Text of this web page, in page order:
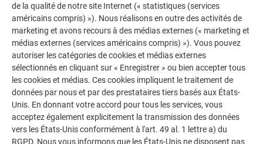
de la qualité de notre site Internet (« statistiques (services
américains compris) »). Nous réalisons en outre des activités de
marketing et avons recours à des médias externes (« marketing et
médias externes (services américains compris) »). Vous pouvez
autoriser les catégories de cookies et médias externes
sélectionnés en cliquant sur « Enregistrer » ou bien accepter tous
les cookies et médias. Ces cookies impliquent le traitement de
données par nous et par des prestataires tiers basés aux États-
Unis. En donnant votre accord pour tous les services, vous
acceptez également explicitement la transmission des données
vers les États-Unis conformément à l'art. 49 al. 1 lettre a) du
RGPD. Nous vous informons que les États-Unis ne disposent pas